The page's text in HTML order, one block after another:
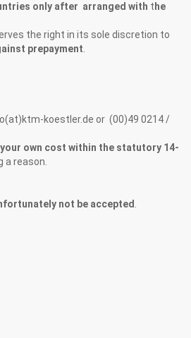
ntries only after arranged with t he
the right in its sole discretion to
st prepayment
koestler.de or (00)49 0214 /
your own cost within t he statutory 14-
a reason.
ortunate ly not be accepted